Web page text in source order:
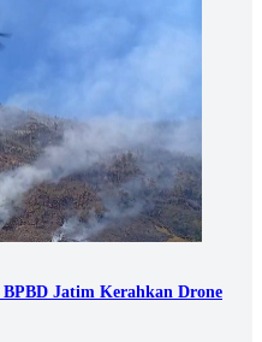
Jatim Kerahkan Drone